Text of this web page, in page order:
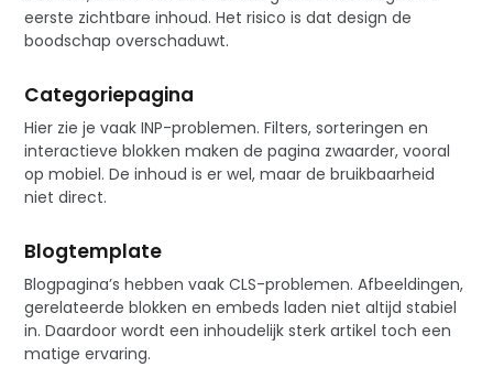
eerste zichtbare inhoud. Het risico is dat design de
boodschap overschaduwt.
Categoriepagina
Hier zie je vaak INP-problemen. Filters, sorteringen en
interactieve blokken maken de pagina zwaarder, vooral
op mobiel. De inhoud is er wel, maar de bruikbaarheid
niet direct.
Blogtemplate
Blogpagina’s hebben vaak CLS-problemen. Afbeeldingen,
gerelateerde blokken en embeds laden niet altijd stabiel
in. Daardoor wordt een inhoudelijk sterk artikel toch een
matige ervaring.